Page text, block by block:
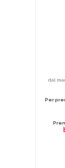
dal
Per